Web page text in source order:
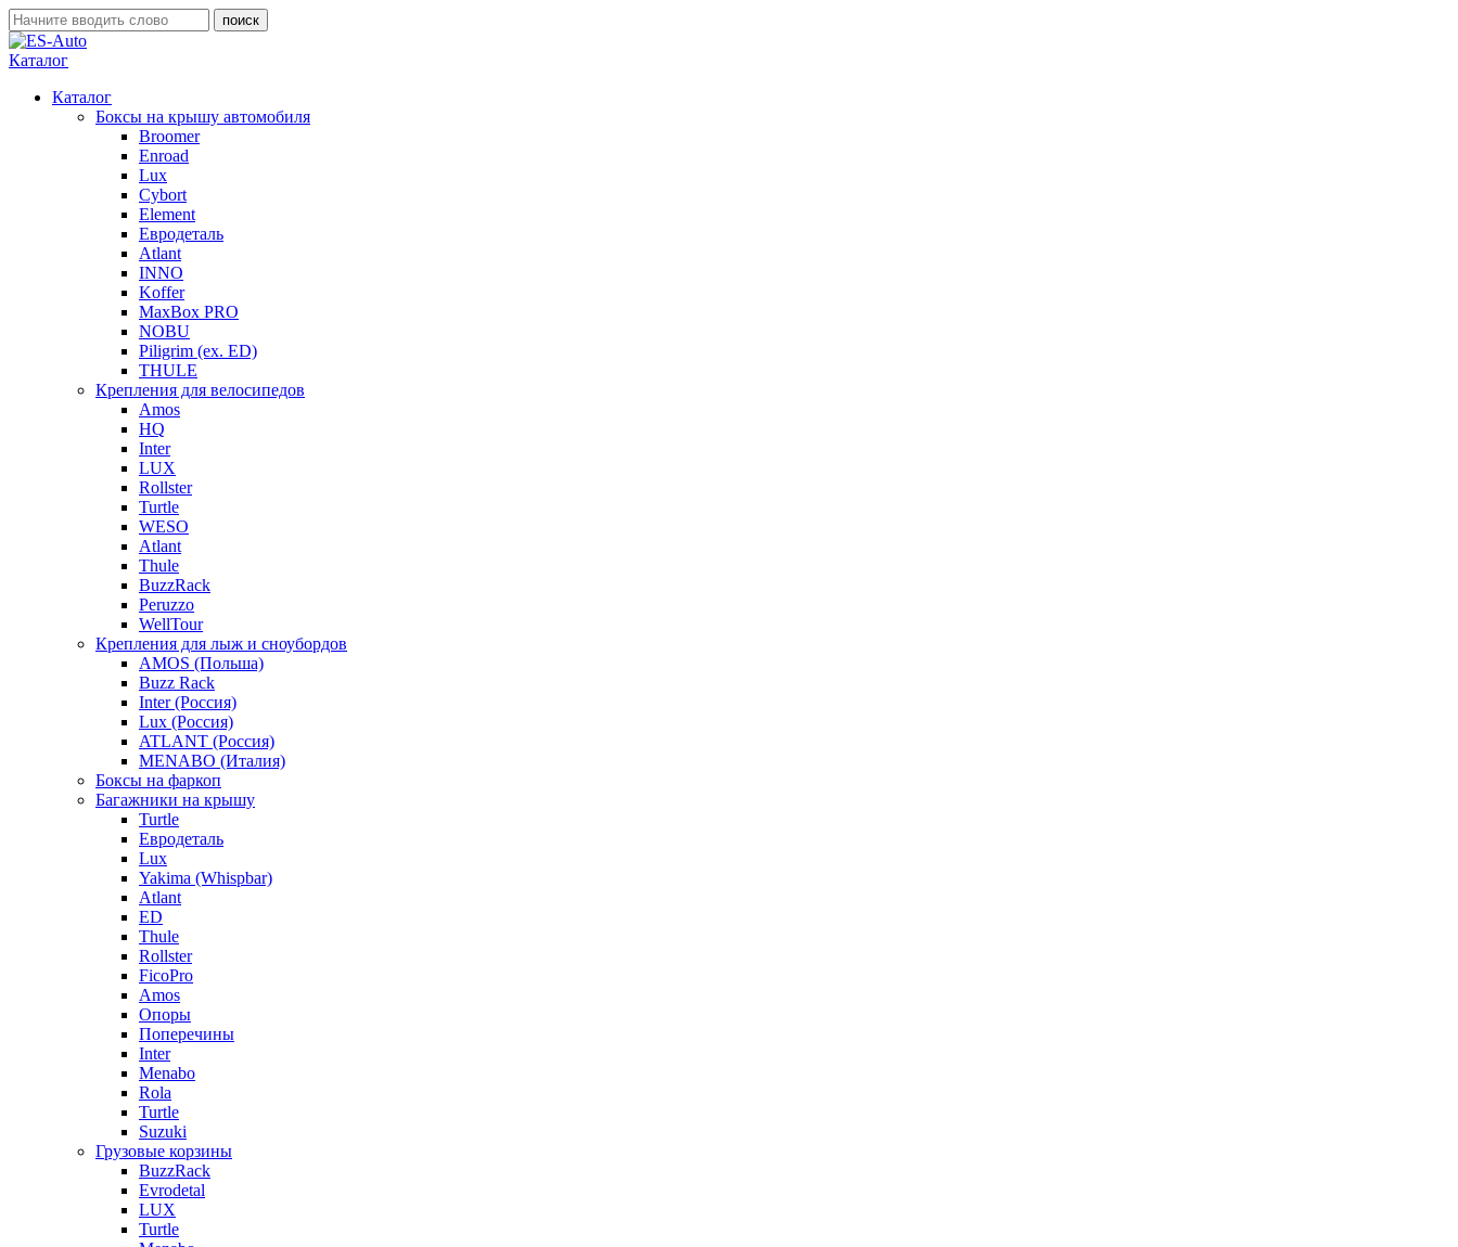
Каталог
Каталог
Боксы на крышу автомобиля
Broomer
Enroad
Lux
Cybort
Element
Евродеталь
Atlant
INNO
Koffer
MaxBox PRO
NOBU
Piligrim (ex. ED)
THULE
Крепления для велосипедов
Amos
HQ
Inter
LUX
Rollster
Turtle
WESO
Atlant
Thule
BuzzRack
Peruzzo
WellTour
Крепления для лыж и сноубордов
AMOS (Польша)
Buzz Rack
Inter (Россия)
Lux (Россия)
ATLANT (Россия)
MENABO (Италия)
Боксы на фаркоп
Багажники на крышу
Turtle
Евродеталь
Lux
Yakima (Whispbar)
Atlant
ED
Thule
Rollster
FicoPro
Amos
Опоры
Поперечины
Inter
Menabo
Rola
Turtle
Suzuki
Грузовые корзины
BuzzRack
Evrodetal
LUX
Turtle